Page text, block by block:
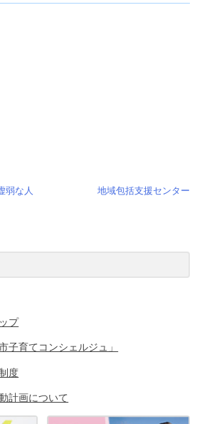
弱な人
地域包括支援センター
プ
子育てコンシェルジュ」
度
計画について